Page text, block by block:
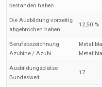
bestanden haben
Die Ausbildung vorzeitig
abgebrochen haben
12,50 %
Berufsbezeichnung
Azubine / Azubi
Ausbildungsplätze
Bundesweit
17